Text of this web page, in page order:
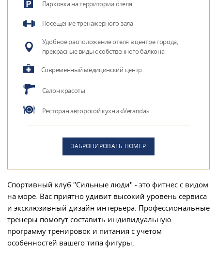
Парковка на территории отеля
Посещение тренажерного зала
Удобное расположение отеля в центре города,
прекрасные виды с собственного балкона
Современный медицинский центр
Салон красоты
Ресторан авторской кухни «Veranda»
ЗАБРОНИРОВАТЬ НОМЕР
Спортивный клуб "Сильные люди" - это фитнес с видом
на море. Вас приятно удивит высокий уровень сервиса
и эксклюзивный дизайн интерьера. Профессиональные
тренеры помогут составить индивидуальную
программу тренировок и питания с учетом
особенностей вашего типа фигуры.